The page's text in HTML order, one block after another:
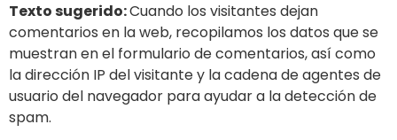
Texto sugerido:Cuando los visitantes dejan
comentarios en la web, recopilamos los datos que se
muestran en el formulario de comentarios, así como
la dirección IP del visitante y la cadena de agentes de
usuario del navegador para ayudar a la detección de
spam.